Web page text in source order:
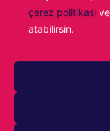
çerez politikası
atabilirsin.
oyuncusuna
desteği hem de
Eğer oyun ilginiz
göz atarak fiyatı